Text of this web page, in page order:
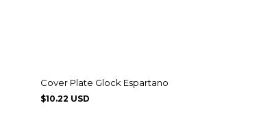
Cover Plate Glock Espartano
$10.22 USD